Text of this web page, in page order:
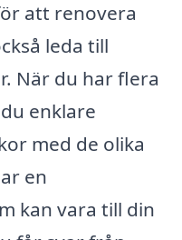
att renovera
leda till
När du har flera
enklare
med de olika
en
kan vara till din